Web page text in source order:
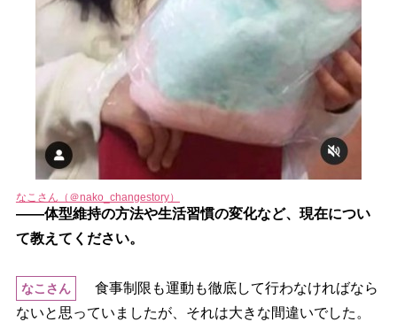
なこさん（＠nako_changestory）
――体型維持の方法や生活習慣の変化など、現在につい
て教えてください。
なこさん
食事制限も運動も徹底して行わなければなら
ないと思っていましたが、それは大きな間違いでした。